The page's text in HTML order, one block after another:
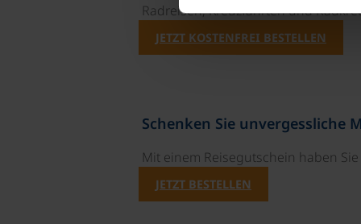
Radreisen, Kreuzfahrten und
JETZT KOSTENFREI BESTELLEN
Schenken Sie unvergessliche
Mit einem Reisegutschein haben
JETZT BESTELLEN